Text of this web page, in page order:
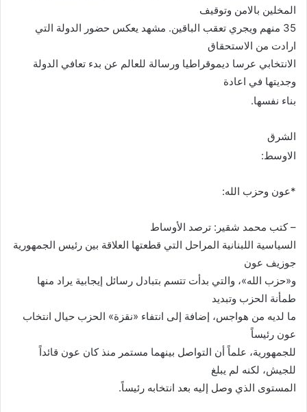
المخلين بالامن وتوقيف
35 منهم ويجري تعقب الباقين. مشهد يعكس حضور الدولة التي
ارادت من الاستحقاق
الانتخابي عرسا ديموقراطيا ورسالة للعالم عن بدء تعافي الدولة
وجديتها في اعادة
بناء نفسها.
الشرق
الاوسط:
*عون وحزب الله:
– كتب محمد شقير: ترصد الأوساط
السياسية اللبنانية المراحل التي قطعتها العلاقة بين رئيس الجمهورية
جوزيف عون
و«حزب الله»، والتي بدأت تتسم بتبادل رسائل إيجابية يراد منها
طمأنة الحزب وتبديد
ما لديه من هواجس، إضافة إلى انتفاء «نقزة» الحزب حيال انتخاب
عون رئيساً
للجمهورية، علماً أن التواصل بينهما مستمر منذ كان عون قائداً
للجيش، لكنه لم يبلغ
المستوى الذي وصل إليه بعد انتخابه رئيساً.